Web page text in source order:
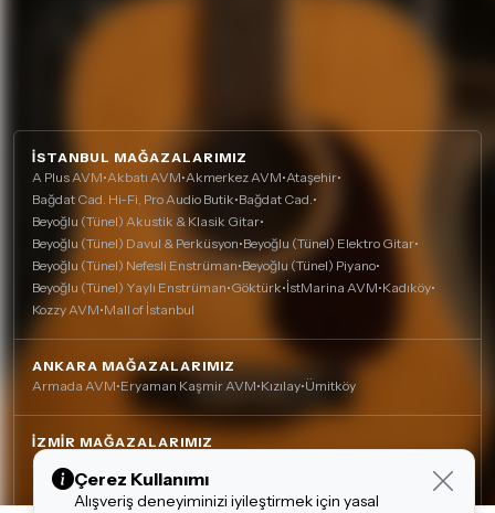
İSTANBUL MAĞAZALARIMIZ
A Plus AVM•Akbatı AVM•Akmerkez AVM•Ataşehir•
Bağdat Cad. Hi-Fi, Pro Audio Butik•Bağdat Cad. •
Beyoğlu (Tünel) Akustik & Klasik Gitar•
Beyoğlu (Tünel) Davul & Perküsyon•Beyoğlu (Tünel) Elektro Gitar•
Beyoğlu (Tünel) Nefesli Enstrüman•Beyoğlu (Tünel) Piyano•
Beyoğlu (Tünel) Yaylı Enstrüman•Göktürk•İstMarina AVM•Kadıköy•
Kozzy AVM•Mall of İstanbul
ANKARA MAĞAZALARIMIZ
Armada AVM•Eryaman Kaşmir AVM•Kızılay•Ümitköy
İZMIR MAĞAZALARIMIZ
Agora AVM
Mavişehir (Karşıyaka)
Çerez Kullanımı
Alışveriş deneyiminizi iyileştirmek için yasal